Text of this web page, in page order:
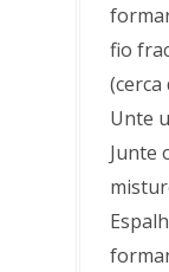
fio
(cerca
Unte
Junte